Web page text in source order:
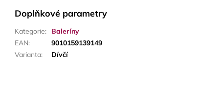
Doplňkové parametry
Kategorie:
Baleríny
EAN:
9010159139149
Varianta: Dívčí